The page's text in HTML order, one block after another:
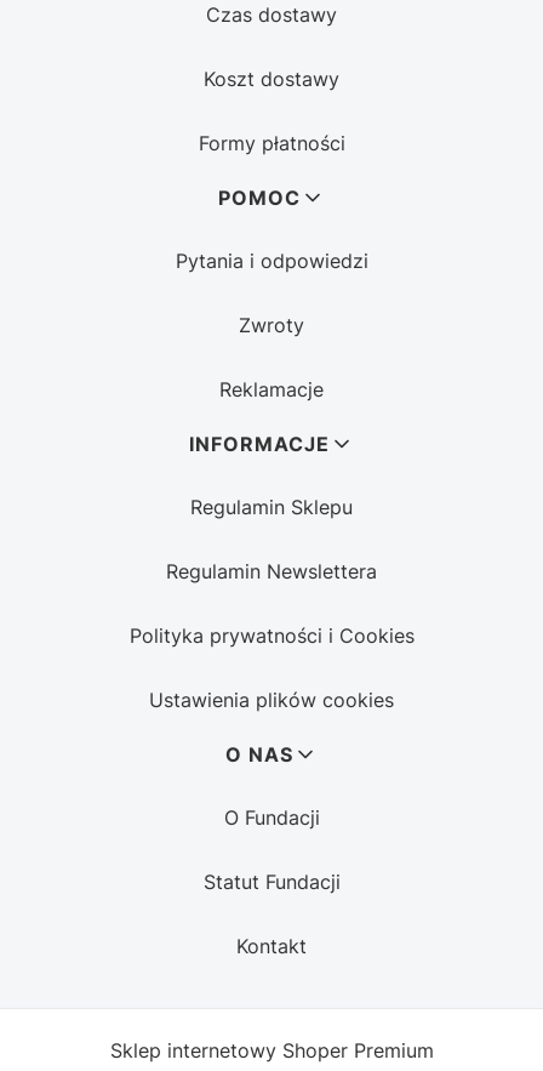
Czas dostawy
Koszt dostawy
Formy płatności
POMOC
Pytania i odpowiedzi
Zwroty
Reklamacje
INFORMACJE
Regulamin Sklepu
Regulamin Newslettera
Polityka prywatności i Cookies
Ustawienia plików cookies
O NAS
O Fundacji
Statut Fundacji
Kontakt
Sklep internetowy Shoper Premium